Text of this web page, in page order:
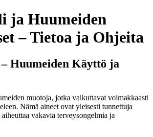
ja Huumeiden
– Tietoa ja Ohjeita
Huumeiden Käyttö ja
muotoja, jotka vaikuttavat voimakkaasti
Nämä aineet ovat yleisesti tunnettuja
vakavia terveysongelmia ja